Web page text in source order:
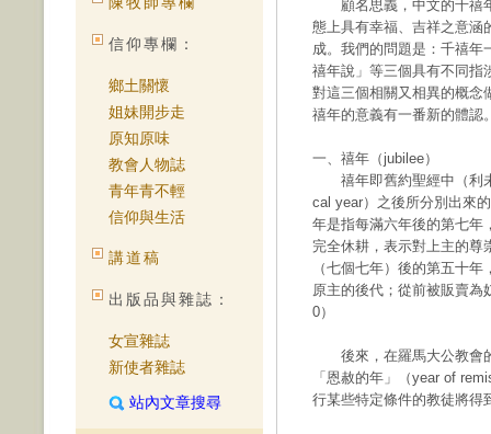
信仰專欄：
鄉土關懷
姐妹開步走
原知原味
教會人物誌
青年青不輕
信仰與生活
講道稿
出版品與雜誌：
女宣雜誌
新使者雜誌
站內文章搜尋
顧名思義，中文的千禧年
態上具有幸福、吉祥之意涵
成。我們的問題是：千禧年
禧年說」等三個具有不同指
對這三個相關又相異的概念
禧年的意義有一番新的體認
一、禧年（jubilee）
禧年即舊約聖經中（利未
cal year）之後所分別出來
年是指每滿六年後的第七年
完全休耕，表示對上主的尊
（七個七年）後的第五十
原主的後代；從前被販賣為
0）
後來，在羅馬大公教會的
「恩赦的年」（year of
行某些特定條件的教徒將得